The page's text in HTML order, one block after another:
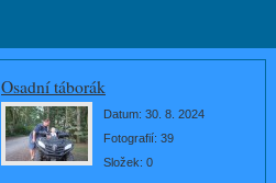
Osadní táborák
Datum: 30. 8. 2024
Fotografií: 39
Složek: 0